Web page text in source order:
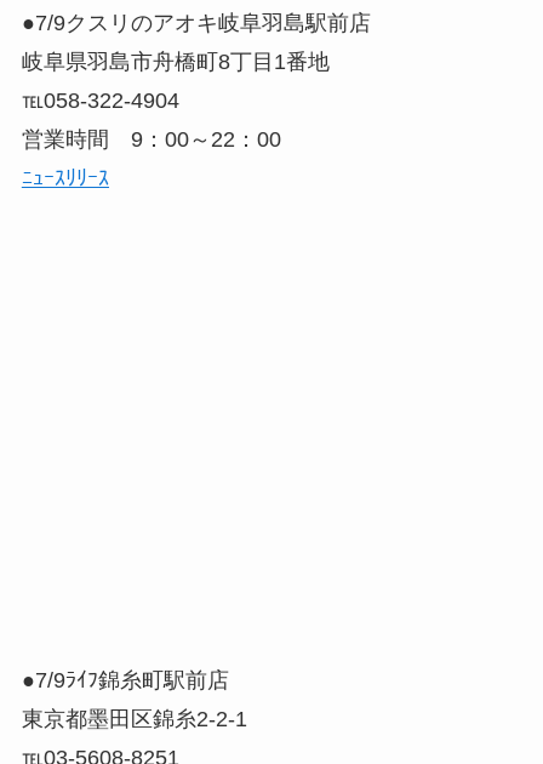
●7/9クスリのアオキ岐阜羽島駅前店
岐阜県羽島市舟橋町8丁目1番地
℡058-322-4904
営業時間 9：00～22：00
ﾆｭｰｽﾘﾘｰｽ
●7/9ﾗｲﾌ錦糸町駅前店
東京都墨田区錦糸2-2-1
℡03-5608-8251